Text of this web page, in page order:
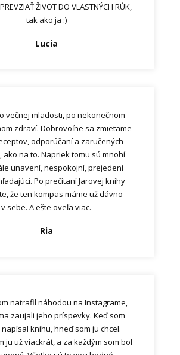
ŽIVOT DO VLASTNÝCH RÚK,
tak ako ja :)
Lucia
večnej mladosti, po nekonečnom
zdraví. Dobrovoľne sa zmietame
odporúčaní a zaručených
ako na to. Napriek tomu sú mnohí
unavení, nespokojní, prejedení
Po prečítaní Jarovej knihy
že ten kompas máme už dávno
v sebe. A ešte oveľa viac.
Ria
natrafil náhodou na Instagrame,
zaujali jeho príspevky. Keď som
napísal knihu, hneď som ju chcel.
ju už viackrát, a za každým som bol